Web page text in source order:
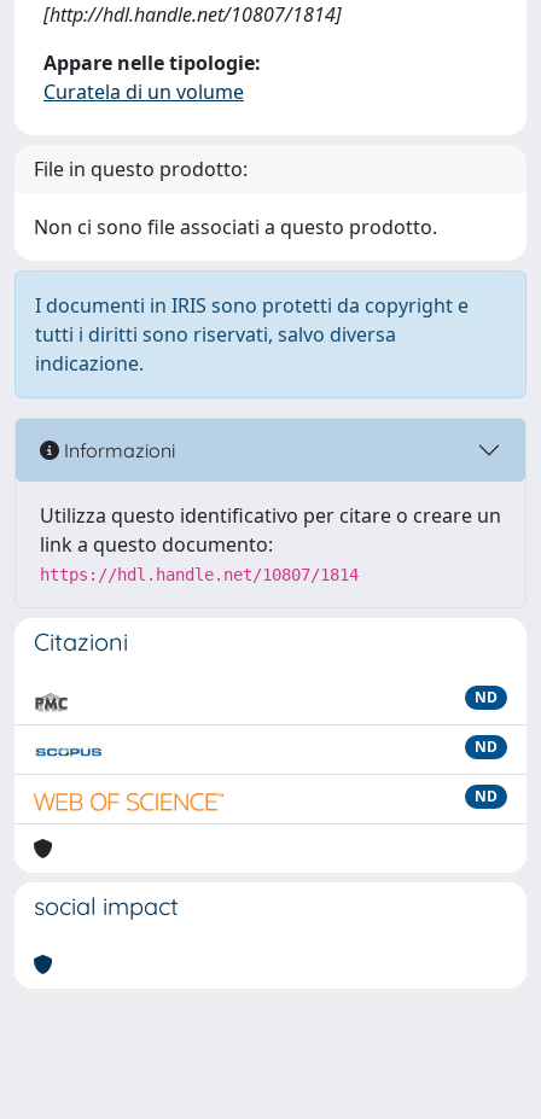
[http://hdl.handle.net/10807/1814]
Appare nelle tipologie:
Curatela di un volume
File in questo prodotto:
Non ci sono file associati a questo prodotto.
I documenti in IRIS sono protetti da copyright e
tutti i diritti sono riservati, salvo diversa
indicazione.
Informazioni
Utilizza questo identificativo per citare o creare un
link a questo documento:
https://hdl.handle.net/10807/1814
Citazioni
ND
ND
ND
social impact